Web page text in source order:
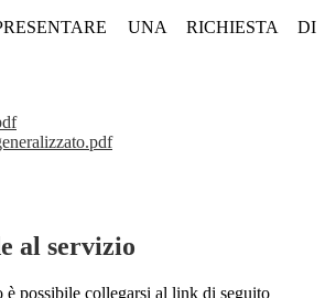
UNA RICHIESTA DI
al servizio
è possibile collegarsi al link di seguito